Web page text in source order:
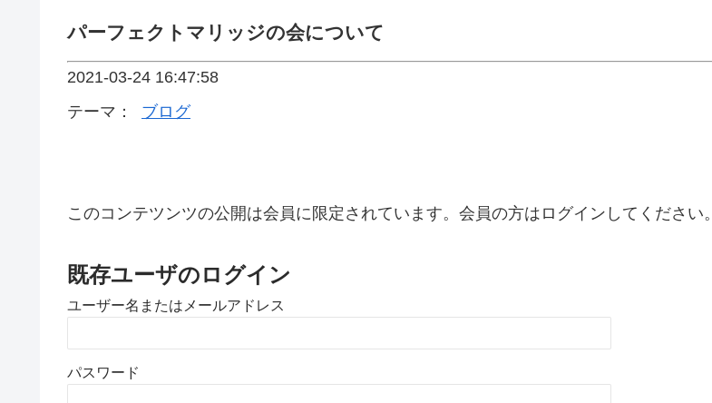
パーフェクトマリッジの会について
2021-03-24 16:47:58
テーマ：
ブログ
このコンテツンツの公開は会員に限定されています。会員の方はログインしてください。
既存ユーザのログイン
ユーザー名またはメールアドレス
パスワード